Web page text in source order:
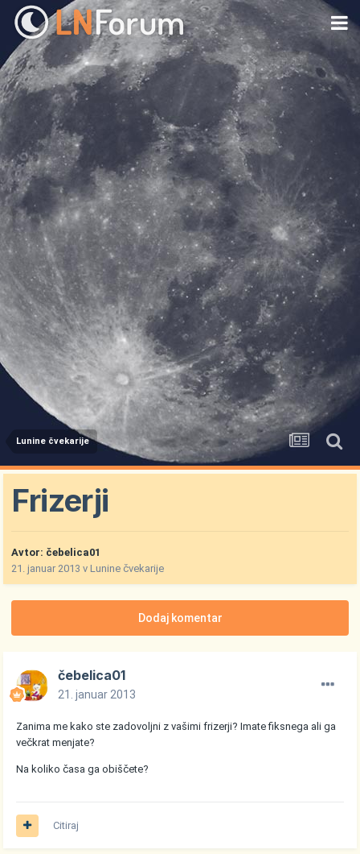
Lunine čvekarije
Frizerji
Avtor: čebelica01
21. januar 2013 vLunine čvekarije
Dodaj komentar
čebelica01
21. januar 2013
Zanima me kako ste zadovoljni z vašimi frizerji? Imate fiksnega ali ga
večkrat menjate?
Na koliko časa ga obiščete?
Citiraj